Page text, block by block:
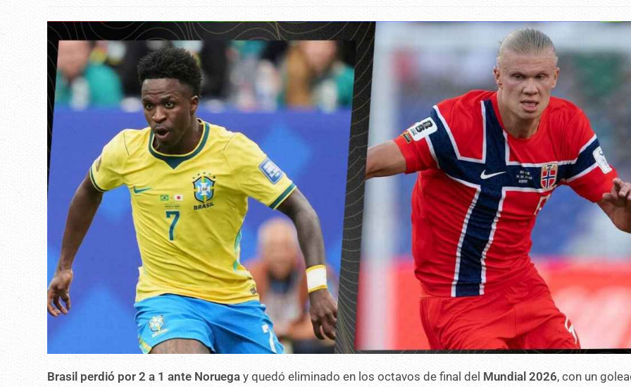
Brasil perdió por 2 a 1 ante Noruega y quedó eliminado en los octavos de final del Mundial 2026, con un